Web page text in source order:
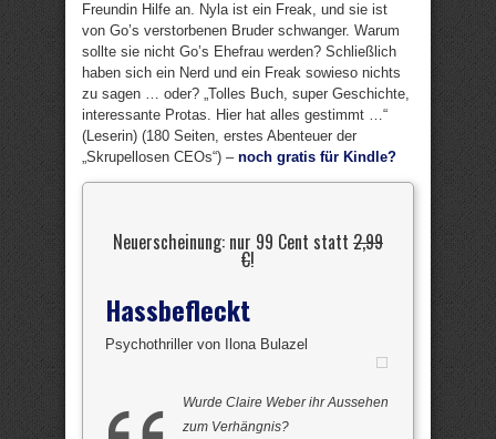
Freundin Hilfe an. Nyla ist ein Freak, und sie ist
von Go’s verstorbenen Bruder schwanger. Warum
sollte sie nicht Go’s Ehefrau werden? Schließlich
haben sich ein Nerd und ein Freak sowieso nichts
zu sagen … oder? „Tolles Buch, super Geschichte,
interessante Protas. Hier hat alles gestimmt …“
(Leserin) (180 Seiten, erstes Abenteuer der
„Skrupellosen CEOs“) – noch gratis für Kindle?
Neuerscheinung: nur 99 Cent statt 2,99
€!
Hassbefleckt
Psychothriller von Ilona Bulazel
Wurde Claire Weber ihr Aussehen
zum Verhängnis?